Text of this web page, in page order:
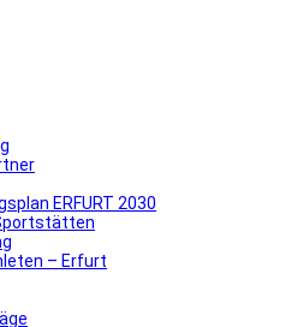
ERFURT 2030
– Erfurt